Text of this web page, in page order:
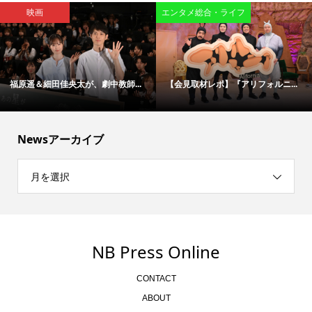
映画
福原遥＆細田佳央太が、劇中教師...
エンタメ総合・ライフ
【会見取材レポ】『アリフォルニ...
Newsアーカイブ
月を選択
NB Press Online
CONTACT
ABOUT